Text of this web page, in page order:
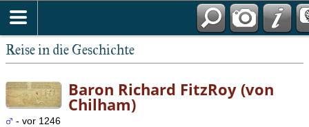
Reise in die Geschichte
Baron Richard FitzRoy (von
Chilham)
- vor 1246